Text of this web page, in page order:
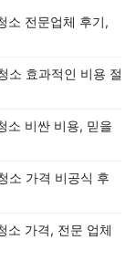
소 전문업체 후기,
소 효과적인 비용 절
소 비싼 비용, 믿을
소 가격 비공식 후
소 가격, 전문 업체